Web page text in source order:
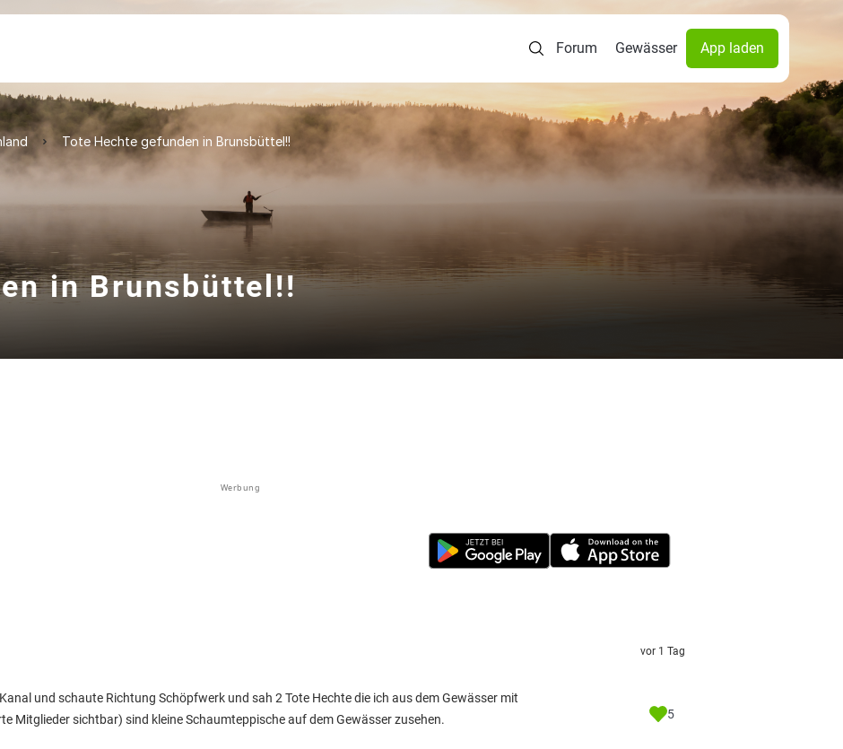
Forum Gewässer App laden
Tote Hechte gefunden in Brunsbüttel!!
in Brunsbüttel!!
Werbung
und schaute Richtung Schöpfwerk und sah 2 Tote Hechte die ich aus dem Gewässer mit
Mitglieder sichtbar) sind kleine Schaumteppische auf dem Gewässer zusehen.
vor 1 Tag
5